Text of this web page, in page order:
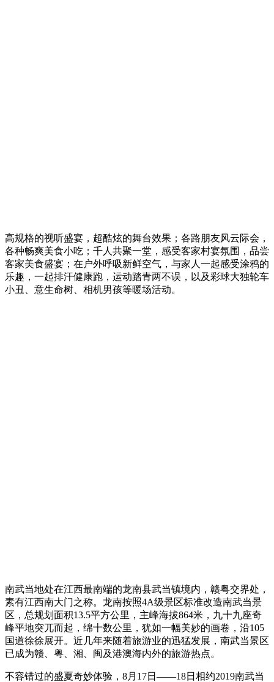
高规格的视听盛宴，超酷炫的舞台效果；各路朋友风云际会，
各种畅爽美食小吃；千人共聚一堂，感受客家村宴氛围，品尝
客家美食盛宴；在户外呼吸新鲜空气，与家人一起感受涂鸦的
乐趣，一起排汗健康跑，运动踏青两不误，以及彩球大独轮车
小丑、意生命树、相机男孩等暖场活动。
南武当地处在江西最南端的龙南县武当镇境内，赣粤交界处，
素有江西南大门之称。龙南按照4A级景区标准改造南武当景
区，总规划面积13.5平方公里，主峰海拔864米，九十九座奇
峰平地突兀而起，绵十数公里，犹如一幅美妙的画卷，沿105
国道徐徐展开。近几年来随着旅游业的迅猛发展，南武当景区
已成为赣、粤、湘、闽及港澳海内外的旅游热点。
不容错过的盛夏奇妙体验，8月17日——18日相约2019南武当